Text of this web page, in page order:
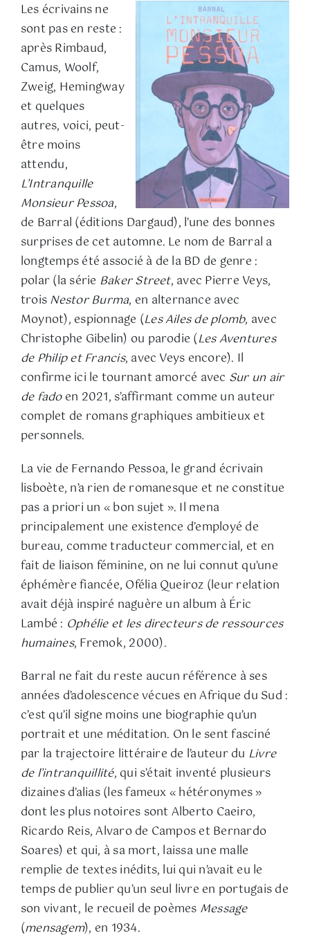
Les écrivains ne
sont pas en reste :
après Rimbaud,
Camus, Woolf,
Zweig, Hemingway
et quelques
autres, voici, peut-
être moins
attendu,
L’Intranquille
Monsieur Pessoa,
de Barral (éditions Dargaud), l’une des bonnes
surprises de cet automne. Le nom de Barral a
longtemps été associé à de la BD de genre :
polar (la série Baker Street, avec Pierre Veys,
troisNestor Burma, en alternance avec
Moynot), espionnage (Les Ailes de plomb, avec
Christophe Gibelin) ou parodie (Les Aventures
de Philip et Francis, avec Veys encore). Il
confirme ici le tournant amorcé avec Sur un air
de fadoen 2021, s’affirmant comme un auteur
complet de romans graphiques ambitieux et
personnels.
La vie de Fernando Pessoa, le grand écrivain
lisboète, n’a rien de romanesque et ne constitue
pas a priori un « bon sujet ». Il mena
principalement une existence d’employé de
bureau, comme traducteur commercial, et en
fait de liaison féminine, on ne lui connut qu’une
éphémère fiancée, Ofélia Queiroz (leur relation
avait déjà inspiré naguère un album à Éric
Lambé : Ophélie et les directeurs de ressources
humaines, Fremok, 2000).
Barral ne fait du reste aucun référence à ses
années d’adolescence vécues en Afrique du Sud :
c’est qu’il signe moins une biographie qu’un
portrait et une méditation. On le sent fasciné
par la trajectoire littéraire de l’auteur du Livre
de l’intranquillité, qui s’était inventé plusieurs
dizaines d’alias (les fameux « hétéronymes »
dont les plus notoires sont Alberto Caeiro,
Ricardo Reis, Alvaro de Campos et Bernardo
Soares) et qui, à sa mort, laissa une malle
remplie de textes inédits, lui qui n’avait eu le
temps de publier qu’un seul livre en portugais de
son vivant, le recueil de poèmes Message
(mensagem), en 1934.